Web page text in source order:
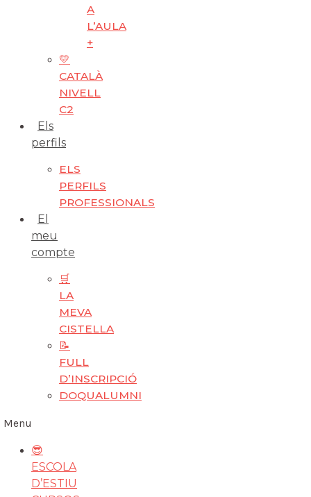
A
L’AULA
+
💛
CATALÀ
NIVELL
C2
Els
perfils
ELS
PERFILS
PROFESSIONALS
El
meu
compte
🛒
LA
MEVA
CISTELLA
📝
FULL
D’INSCRIPCIÓ
DOQUALUMNI
Menu
😎
ESCOLA
D’ESTIU